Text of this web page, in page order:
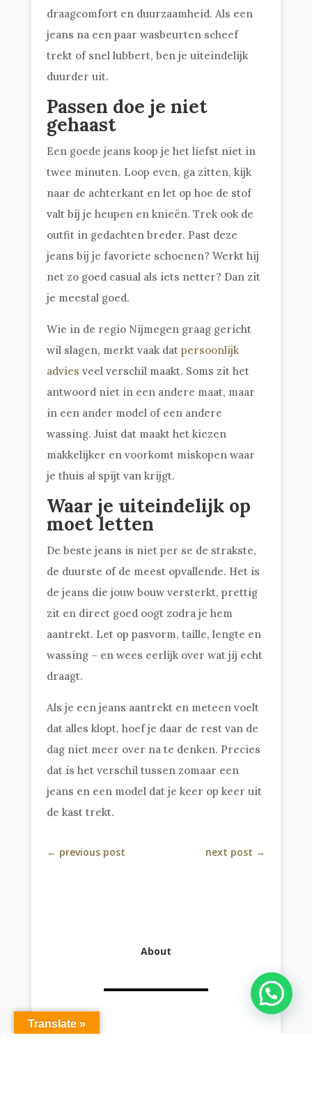
draagcomfort en duurzaamheid. Als een
jeans na een paar wasbeurten scheef
trekt of snel lubbert, ben je uiteindelijk
duurder uit.
Passen doe je niet
gehaast
Een goede jeans koop je het liefst niet in
twee minuten. Loop even, ga zitten, kijk
naar de achterkant en let op hoe de stof
valt bij je heupen en knieën. Trek ook de
outfit in gedachten breder. Past deze
jeans bij je favoriete schoenen? Werkt hij
net zo goed casual als iets netter? Dan zit
je meestal goed.
Wie in de regio Nijmegen graag gericht
wil slagen, merkt vaak datpersoonlijk
advies veel verschil maakt. Soms zit het
antwoord niet in een andere maat, maar
in een ander model of een andere
wassing. Juist dat maakt het kiezen
makkelijker en voorkomt miskopen waar
je thuis al spijt van krijgt.
Waar je uiteindelijk op
moet letten
De beste jeans is niet per se de strakste,
de duurste of de meest opvallende. Het is
de jeans die jouw bouw versterkt, prettig
zit en direct goed oogt zodra je hem
aantrekt. Let op pasvorm, taille, lengte en
wassing – en wees eerlijk over wat jij echt
draagt.
Als je een jeans aantrekt en meteen voelt
dat alles klopt, hoef je daar de rest van de
dag niet meer over na te denken. Precies
dat is het verschil tussen zomaar een
jeans en een model dat je keer op keer uit
de kast trekt.
← previous post next post →
About
0 Reacties
Translate »